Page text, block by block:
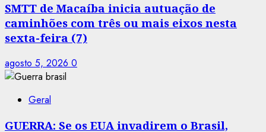
SMTT de Macaíba inicia autuação de
caminhões com três ou mais eixos nesta
sexta-feira (7)
agosto 5, 2026 0
Geral
GUERRA: Se os EUA invadirem o Brasil,